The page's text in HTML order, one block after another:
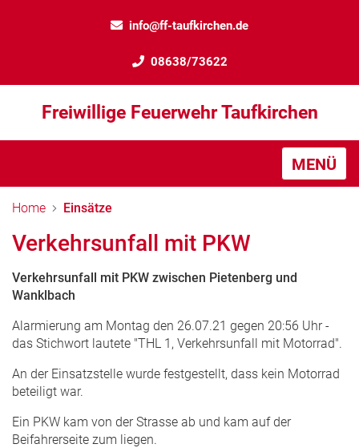
info@ff-taufkirchen.de
08638/73622
Freiwillige Feuerwehr Taufkirchen
MENÜ
Home Einsätze
Verkehrsunfall mit PKW
Verkehrsunfall mit PKW zwischen Pietenberg und
Wanklbach
Alarmierung am Montag den 26.07.21 gegen 20:56 Uhr -
das Stichwort lautete "THL 1, Verkehrsunfall mit Motorrad".
An der Einsatzstelle wurde festgestellt, dass kein Motorrad
beteiligt war.
Ein PKW kam von der Strasse ab und kam auf der
Beifahrerseite zum liegen.